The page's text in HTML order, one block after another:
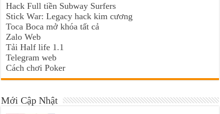
Hack Full tiền Subway Surfers
Stick War: Legacy hack kim cương
Toca Boca mở khóa tất cả
Zalo Web
Tải Half life 1.1
Telegram web
Cách chơi Poker
Mới Cập Nhật